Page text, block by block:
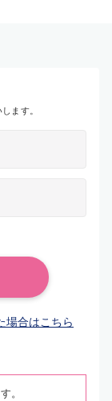
ます。
場合はこちら
。